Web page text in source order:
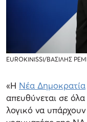
EUROKINISSI/ΒΑΣΙΛΗΣ
«Η Νέα Δημοκρατία
απευθύνεται σε
λογικό να